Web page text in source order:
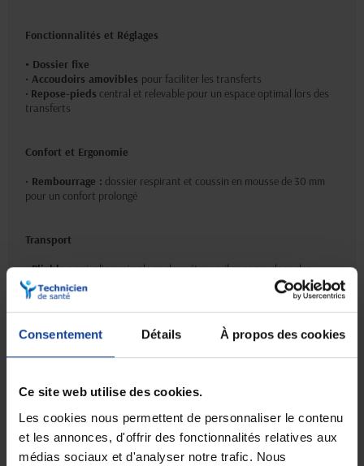
Consentement Détails À propos des cookies
Ce site web utilise des cookies.
Les cookies nous permettent de personnaliser le contenu
et les annonces, d'offrir des fonctionnalités relatives aux
médias sociaux et d'analyser notre trafic. Nous
Fonctionnalités et Réglages
• Dossier fixe
• Accoudoirs amovibles pour faciliter les transferts
• Repose-pieds central et relevable pour un espace optimal lors des
transferts
Confort et Ergonomie
• Rembourrage : dossier respirant et coussin en mousse de 30 mm
pour un confort prolongé
Transport
•Pliable :oui, pliage simple en deux étapes, il se range dans des
espaces exigus
•Démontable :
Accessoires
• Coussins supplémentaires
• Outils de maintenance
Sécurité